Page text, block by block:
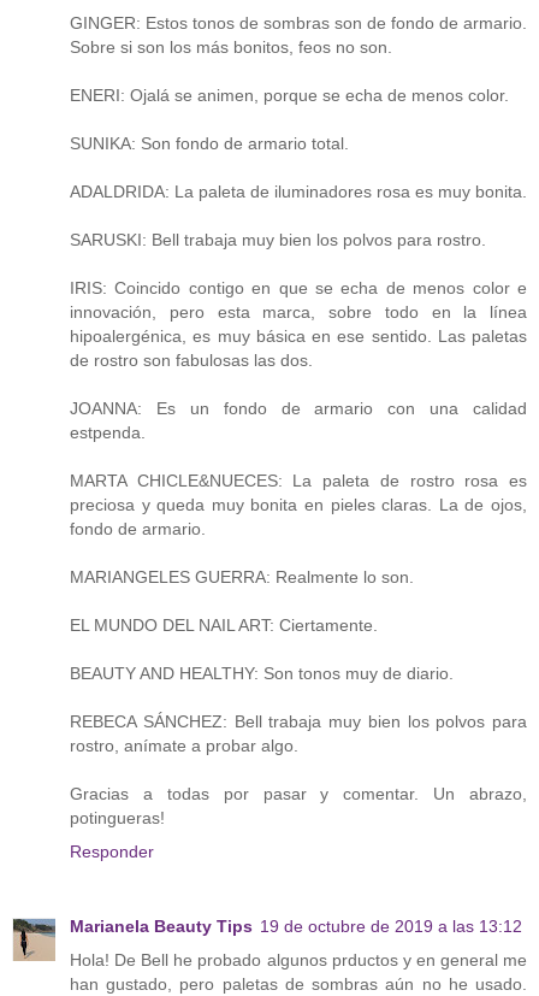
GINGER: Estos tonos de sombras son de fondo de armario.
Sobre si son los más bonitos, feos no son.
ENERI: Ojalá se animen, porque se echa de menos color.
SUNIKA: Son fondo de armario total.
ADALDRIDA: La paleta de iluminadores rosa es muy bonita.
SARUSKI: Bell trabaja muy bien los polvos para rostro.
IRIS: Coincido contigo en que se echa de menos color e
innovación, pero esta marca, sobre todo en la línea
hipoalergénica, es muy básica en ese sentido. Las paletas
de rostro son fabulosas las dos.
JOANNA: Es un fondo de armario con una calidad
estpenda.
MARTA CHICLE&NUECES: La paleta de rostro rosa es
preciosa y queda muy bonita en pieles claras. La de ojos,
fondo de armario.
MARIANGELES GUERRA: Realmente lo son.
EL MUNDO DEL NAIL ART: Ciertamente.
BEAUTY AND HEALTHY: Son tonos muy de diario.
REBECA SÁNCHEZ: Bell trabaja muy bien los polvos para
rostro, anímate a probar algo.
Gracias a todas por pasar y comentar. Un abrazo,
potingueras!
Responder
Marianela Beauty Tips 19 de octubre de 2019 a las 13:12
Hola! De Bell he probado algunos prductos y en general me
han gustado, pero paletas de sombras aún no he usado.